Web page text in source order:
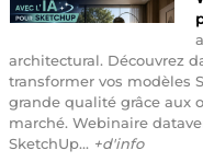
architectural. Découvrez
transformer vos modèles
grande qualité grâce aux
marché. Webinaire
SketchUp... +d'info